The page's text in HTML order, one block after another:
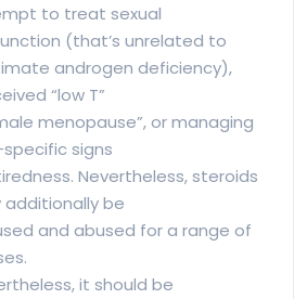
to treat sexual
(that’s unrelated to
androgen deficiency),
“low T”
menopause”, or managing
signs
Nevertheless, steroids
additionally be
and abused for a range of
it should be